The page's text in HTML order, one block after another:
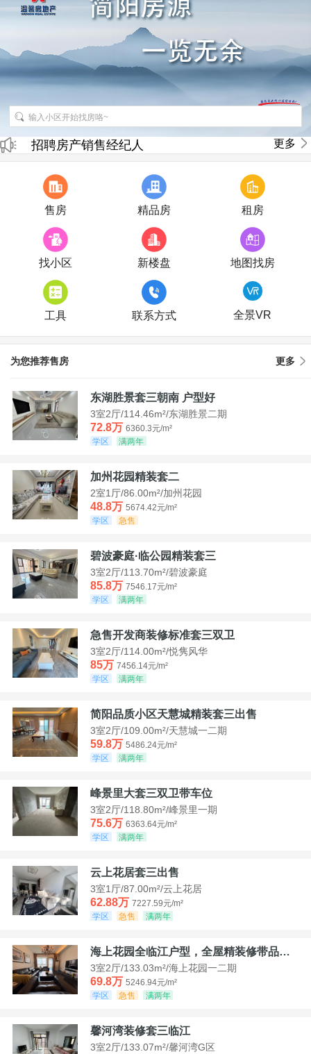
招聘房产销售经纪人
房产直播
更多
售房 精品房 租房
找小区 新楼盘 地图找房
工具 联系方式 全景VR
为您推荐售房 更多
东湖胜景套三朝南 户型好
3室2厅/114.46m²/东湖胜景二期
72.8万 6360.3元/m²
学区
满两年
加州花园精装套二
2室1厅/86.00m²/加州花园
48.8万 5674.42元/m²
学区
急售
碧波豪庭·临公园精装套三
3室2厅/113.70m²/碧波豪庭
85.8万 7546.17元/m²
学区
满两年
急售开发商装修标准套三双卫
3室2厅/114.00m²/悦隽风华
85万 7456.14元/m²
学区
满两年
简阳品质小区天慧城精装套三出售
3室2厅/109.00m²/天慧城一二期
59.8万 5486.24元/m²
学区
满两年
峰景里大套三双卫带车位
3室2厅/118.80m²/峰景里一期
75.6万 6363.64元/m²
学区
满两年
云上花居套三出售
3室1厅/87.00m²/云上花居
62.88万 7227.59元/m²
学区
急售 满两年
海上花园全临江户型，全屋精装修带品牌家具家电，诚意出售！
3室2厅/133.03m²/海上花园一二期
69.8万 5246.94元/m²
学区
急售 满两年
馨河湾装修套三临江
3室2厅/133.07m²/馨河湾G区